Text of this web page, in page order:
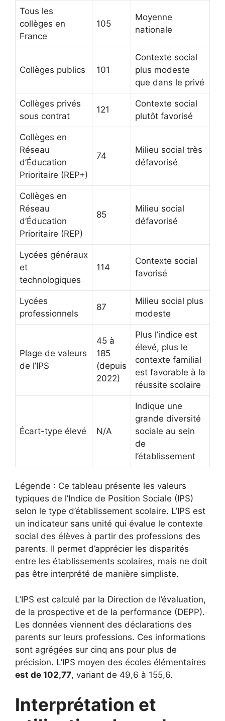
Tous les
collèges en
France
105
Moyenne
nationale
Collèges publics 101
Contexte social
plus modeste
que dans le privé
Collèges privés
sous contrat
121
Contexte social
plutôt favorisé
Collèges en
Réseau
d’Éducation
Prioritaire (REP+)
74
Milieu social très
défavorisé
Collèges en
Réseau
d’Éducation
Prioritaire (REP)
85
Milieu social
défavorisé
Lycées généraux
et
technologiques
114
Contexte social
favorisé
Lycées
professionnels
87
Milieu social plus
modeste
Plage de valeurs
de l’IPS
45 à
185
(depuis
2022)
Plus l’indice est
élevé, plus le
contexte familial
est favorable à la
réussite scolaire
Écart-type élevé N/A
Indique une
grande diversité
sociale au sein
de
l’établissement
Légende : Ce tableau présente les valeurs
typiques de l’Indice de Position Sociale (IPS)
selon le type d’établissement scolaire. L’IPS est
un indicateur sans unité qui évalue le contexte
social des élèves à partir des professions des
parents. Il permet d’apprécier les disparités
entre les établissements scolaires, mais ne doit
pas être interprété de manière simpliste.
L’IPS est calculé par la Direction de l’évaluation,
de la prospective et de la performance (DEPP).
Les données viennent des déclarations des
parents sur leurs professions. Ces informations
sont agrégées sur cinq ans pour plus de
précision. L’IPS moyen des écoles élémentaires
est de 102,77, variant de 49,6 à 155,6.
Interprétation et